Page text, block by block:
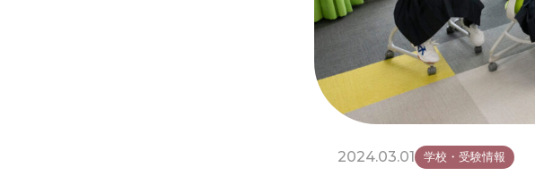
2024.03.01 学校・受験情報